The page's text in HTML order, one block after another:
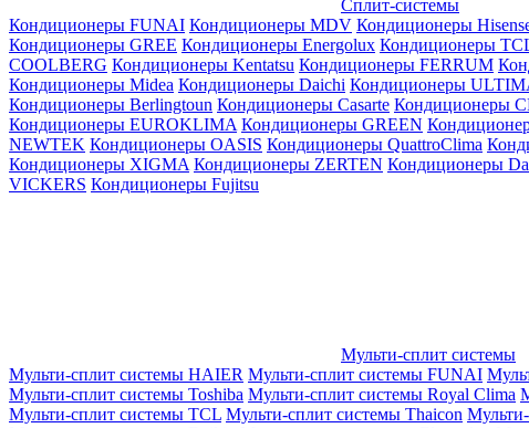
Сплит-системы
Кондиционеры FUNAI Кондиционеры MDV Кондиционеры
Кондиционеры GREE Кондиционеры Energolux Кондиционеры
СOOLBERG Кондиционеры Kentatsu Кондиционеры FERRUM
Кондиционеры Midea Кондиционеры Daichi Кондиционеры
Кондиционеры Berlingtoun Кондиционеры Casarte Кондиционеры
Кондиционеры EUROKLIMA Кондиционеры GREEN
NEWTEK Кондиционеры OASIS Кондиционеры QuattroClima
Кондиционеры XIGMA Кондиционеры ZERTEN Кондиционеры
VICKERS Кондиционеры Fujitsu
Мульти-сплит системы
Мульти-сплит системы HAIER Мульти-сплит системы FUNAI
Мульти-сплит системы Toshiba Мульти-сплит системы Royal Clima
Мульти-сплит системы TCL Мульти-сплит системы Thaicon